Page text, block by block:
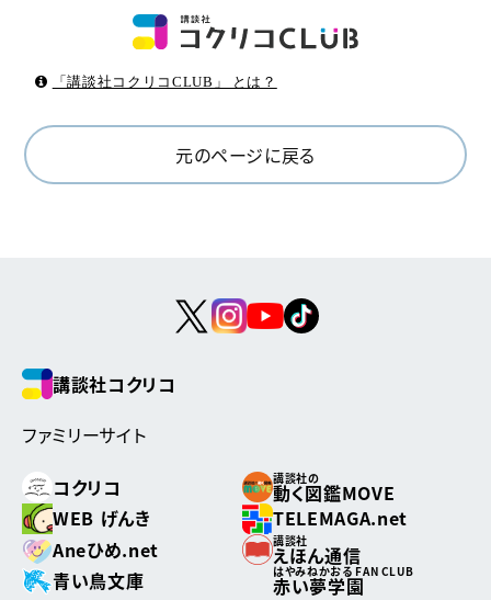
「講談社コクリコCLUB」 とは？
元のページに戻る
講談社コクリコ
ファミリーサイト
コクリコ
講談社の
動く図鑑MOVE
WEB げんき
TELEMAGA.net
Aneひめ.net
講談社
えほん通信
青い鳥文庫
はやみねかおる FAN CLUB
赤い夢学園